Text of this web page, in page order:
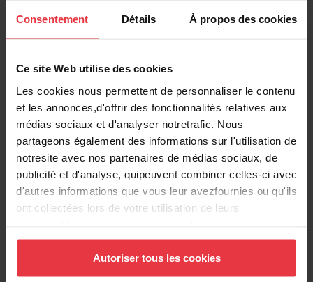
Consentement Détails À propos des cookies
Ce site Web utilise des cookies
Les cookies nous permettent de personnaliser le contenu
et les annonces,d'offrir des fonctionnalités relatives aux
médias sociaux et d'analyser notretrafic. Nous
partageons également des informations sur l'utilisation de
notresite avec nos partenaires de médias sociaux, de
publicité et d'analyse, quipeuvent combiner celles-ci avec
d'autres informations que vous leur avezfournies ou qu'ils
ont collectées lors de votre utilisation de leurs
continuez à utiliser notre site Web.
Autoriser tous les cookies
LE NIVEAU SONORE
Afin que la cuisine reste un lieu agréable,
possible. Le niveau sonore d’une hotte
en fonctionnement est donné par la
puissance acoustique et diffère selon la
vitesse utilisée. Par exemple, pour une
cuisine de 12 m2, une hotte fonctionnant à
vitesse moyenne (environ 400m3/h) a un
niveau sonore d’environ 36 dB(A), ce qui
correspond au bruit d’une brise légère.
(environ 700m3/h), le bruit généré par
la hotte est d’environ 64 dB(A), comparable
à une conversation entre deux personnes.